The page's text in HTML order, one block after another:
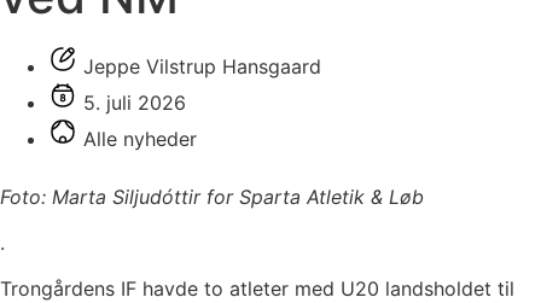
Jeppe Vilstrup Hansgaard
5. juli 2026
Alle nyheder
Foto: Marta Siljudóttir for Sparta Atletik & Løb
.
Trongårdens IF havde to atleter med U20 landsholdet til